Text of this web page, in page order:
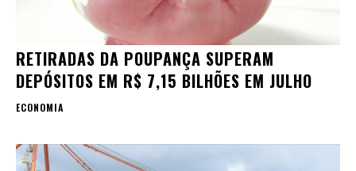
RETIRADAS DA POUPANÇA SUPERAM
DEPÓSITOS EM R$ 7,15 BILHÕES EM JULHO
ECONOMIA